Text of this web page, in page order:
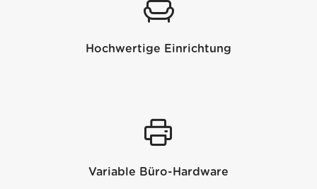
Hochwertige Einrichtung
Variable Büro-Hardware